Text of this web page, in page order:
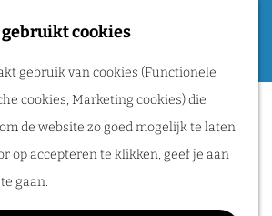
cookies
gebruik van cookies (Functionele
cookies, Marketing cookies) die
de website zo goed mogelijk te laten
op accepteren te klikken, geef je aan
gaan.
Wandelen
Fietsen
Routeplanner
and the